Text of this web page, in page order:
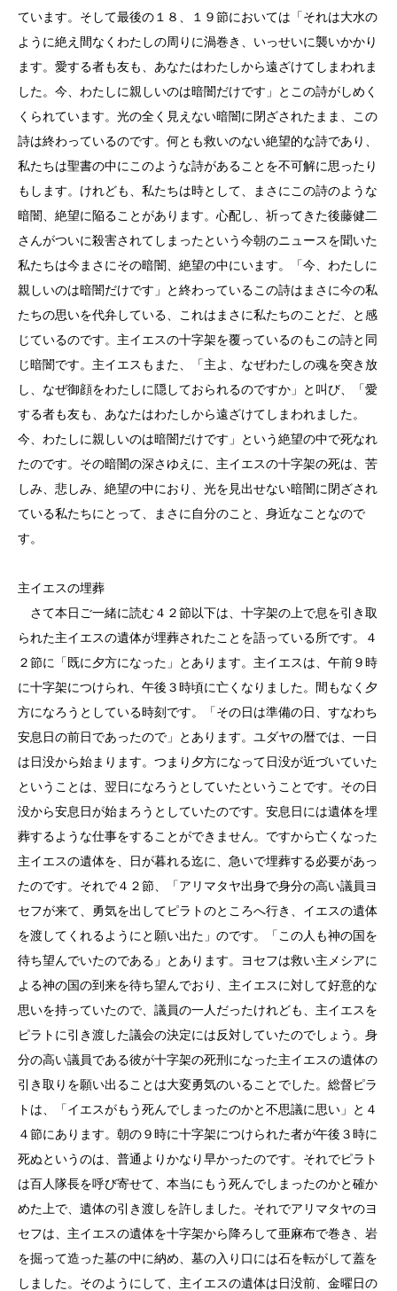
ています。そして最後の１８、１９節においては「それは大水の
ように絶え間なくわたしの周りに渦巻き、いっせいに襲いかかり
ます。愛する者も友も、あなたはわたしから遠ざけてしまわれま
した。今、わたしに親しいのは暗闇だけです」とこの詩がしめく
くられています。光の全く見えない暗闇に閉ざされたまま、この
詩は終わっているのです。何とも救いのない絶望的な詩であり、
私たちは聖書の中にこのような詩があることを不可解に思ったり
もします。けれども、私たちは時として、まさにこの詩のような
暗闇、絶望に陥ることがあります。心配し、祈ってきた後藤健二
さんがついに殺害されてしまったという今朝のニュースを聞いた
私たちは今まさにその暗闇、絶望の中にいます。「今、わたしに
親しいのは暗闇だけです」と終わっているこの詩はまさに今の私
たちの思いを代弁している、これはまさに私たちのことだ、と感
じているのです。主イエスの十字架を覆っているのもこの詩と同
じ暗闇です。主イエスもまた、「主よ、なぜわたしの魂を突き放
し、なぜ御顔をわたしに隠しておられるのですか」と叫び、「愛
する者も友も、あなたはわたしから遠ざけてしまわれました。
今、わたしに親しいのは暗闇だけです」という絶望の中で死なれ
たのです。その暗闇の深さゆえに、主イエスの十字架の死は、苦
しみ、悲しみ、絶望の中におり、光を見出せない暗闇に閉ざされ
ている私たちにとって、まさに自分のこと、身近なことなので
す。
主イエスの埋葬
さて本日ご一緒に読む４２節以下は、十字架の上で息を引き取
られた主イエスの遺体が埋葬されたことを語っている所です。４
２節に「既に夕方になった」とあります。主イエスは、午前９時
に十字架につけられ、午後３時頃に亡くなりました。間もなく夕
方になろうとしている時刻です。「その日は準備の日、すなわち
安息日の前日であったので」とあります。ユダヤの暦では、一日
は日没から始まります。つまり夕方になって日没が近づいていた
ということは、翌日になろうとしていたということです。その日
没から安息日が始まろうとしていたのです。安息日には遺体を埋
葬するような仕事をすることができません。ですから亡くなった
主イエスの遺体を、日が暮れる迄に、急いで埋葬する必要があっ
たのです。それで４２節、「アリマタヤ出身で身分の高い議員ヨ
セフが来て、勇気を出してピラトのところへ行き、イエスの遺体
を渡してくれるようにと願い出た」のです。「この人も神の国を
待ち望んでいたのである」とあります。ヨセフは救い主メシアに
よる神の国の到来を待ち望んでおり、主イエスに対して好意的な
思いを持っていたので、議員の一人だったけれども、主イエスを
ピラトに引き渡した議会の決定には反対していたのでしょう。身
分の高い議員である彼が十字架の死刑になった主イエスの遺体の
引き取りを願い出ることは大変勇気のいることでした。総督ピラ
トは、「イエスがもう死んでしまったのかと不思議に思い」と４
４節にあります。朝の９時に十字架につけられた者が午後３時に
死ぬというのは、普通よりかなり早かったのです。それでピラト
は百人隊長を呼び寄せて、本当にもう死んでしまったのかと確か
めた上で、遺体の引き渡しを許しました。それでアリマタヤのヨ
セフは、主イエスの遺体を十字架から降ろして亜麻布で巻き、岩
を掘って造った墓の中に納め、墓の入り口には石を転がして蓋を
しました。そのようにして、主イエスの遺体は日没前、金曜日の